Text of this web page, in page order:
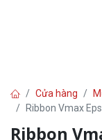
Cửa hàng
Ribbon Vmax
Ribbon